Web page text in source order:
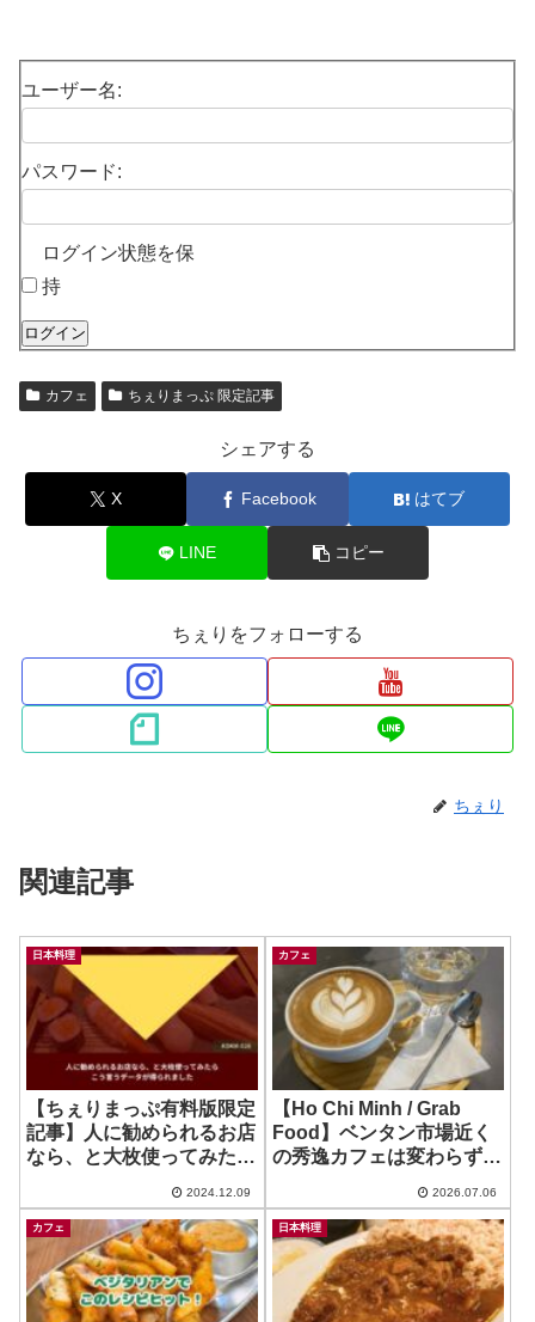
ユーザー名:
パスワード:
ログイン状態を保
持
ログイン
カフェ ちぇりまっぷ 限定記事
シェアする
X Facebook はてブ
LINE コピー
ちぇりをフォローする
ちぇり
関連記事
日本料理
【ちぇりまっぷ有料版限定
記事】人に勧められるお店
なら、と大枚使ってみたら
した
2024.12.09
カフェ
【Ho Chi Minh / Grab
Food】ベンタン市場近く
の秀逸カフェは変わらず美
Coffee
2026.07.06
カフェ 日本料理